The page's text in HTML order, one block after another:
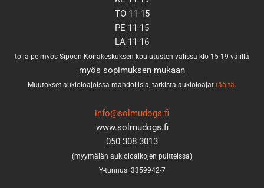
TO 11-15
PE 11-15
LA 11-16
to ja pe myös Sipoon Koirakeskuksen koulutusten välissä klo 15-19 välillä
myös sopimuksen mukaan
Muutokset aukioloajoissa mahdollisia, tarkista aukioloajat täältä.
info@solmudogs.fi
www.solmudogs.fi
050 308 3013
(myymälän aukioloaikojen puitteissa)
Y-tunnus: 3359942-7